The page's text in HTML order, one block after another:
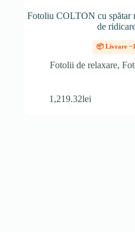
Fotoliu COLTON cu spătar
de
📦 Livrare
Fotolii de relaxare,
1,219.32lei